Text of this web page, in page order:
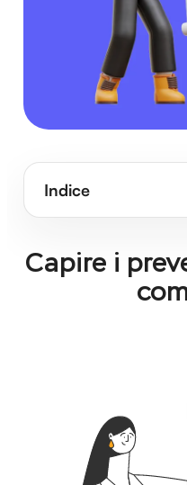
Indice
Capire i